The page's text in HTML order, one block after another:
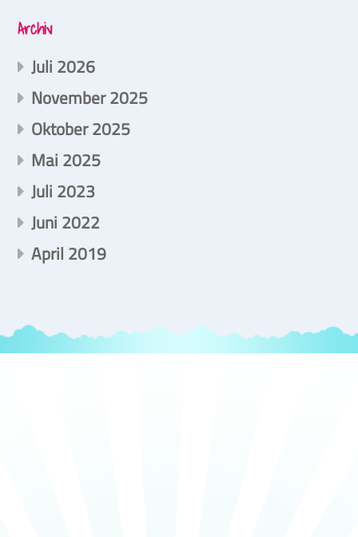
Archiv
Juli 2026
November 2025
Oktober 2025
Mai 2025
Juli 2023
Juni 2022
April 2019